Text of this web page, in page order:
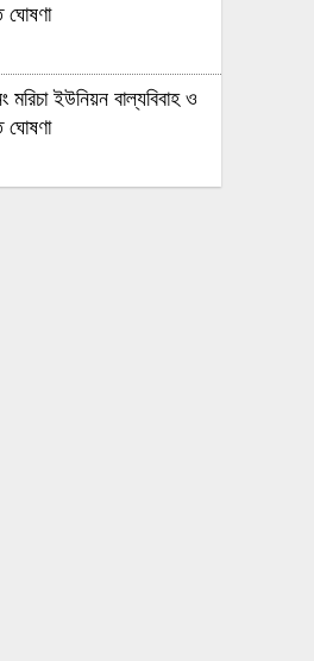
ঘোষণা
মরিচা ইউনিয়ন বাল্যবিবাহ ও
ঘোষণা